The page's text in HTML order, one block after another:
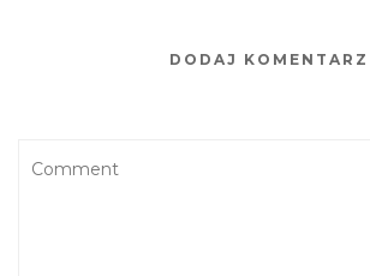
DODAJ KOMENTARZ